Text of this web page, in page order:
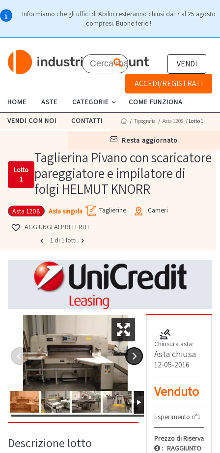
Informiamo che gli uffici di Abilio resteranno chiusi dal 7 al 25 agosto
compresi. Buone ferie !
VENDI
ACCEDI/REGISTRATI
HOME ASTE CATEGORIE COME FUNZIONA
VENDI CON NOI CONTATTI
resta aggiornato
/ Tipografia / Asta 1208 / Lotto 1
Lotto
1
Taglierina Pivano con scaricatore
pareggiatore e impilatore di
folgi HELMUT KNORR
Asta 1208 Asta singola Taglierine
Cameri
AGGIUNGI AI PREFERITI
1 di 1 lotti
Chiusura asta:
Asta chiusa
12-05-2016
Venduto
Esperimento n°1
Prezzo di Riserva
: RAGGIUNTO
Descrizione lotto